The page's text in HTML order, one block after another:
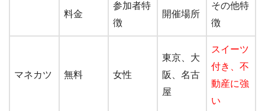
料金
参加者特
徴
開催場所
その他特
徴
マネカツ 無料 女性
東京、大
阪、名古
屋
スイーツ
付き、不
動産に強
い